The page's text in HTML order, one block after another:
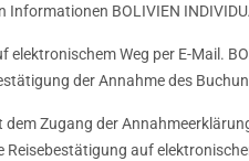
BOLIVIEN
Weg per E-Mail.
der Annahme des
Zugang der
Reisebestätigung auf